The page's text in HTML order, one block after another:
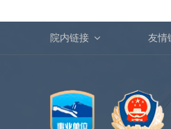
院内链接 友情